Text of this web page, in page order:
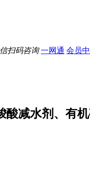
扫码咨询 一网通 会员
减水剂、有